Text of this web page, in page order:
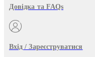
Довідка та FAQs
Вхід / Зареєструватися